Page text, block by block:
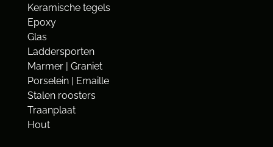
Keramische tegels
Epoxy
Glas
Laddersporten
Marmer | Graniet
Porselein | Emaille
Stalen roosters
Traanplaat
Hout